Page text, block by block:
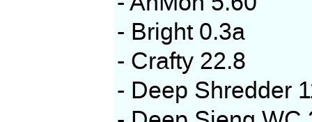
- Bright 0.3a
- Crafty 22.8
- Deep Shredder